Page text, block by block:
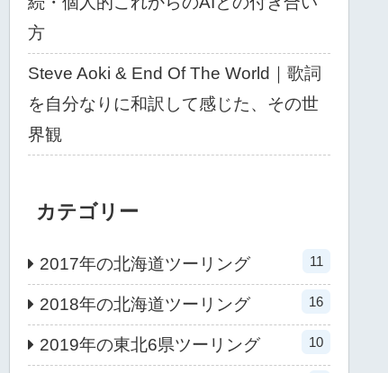
方
Steve Aoki & End Of The World｜歌詞
を自分なりに和訳して感じた、その世
界観
カテゴリー
2017年の北海道ツーリング 11
2018年の北海道ツーリング 16
2019年の東北6県ツーリング 10